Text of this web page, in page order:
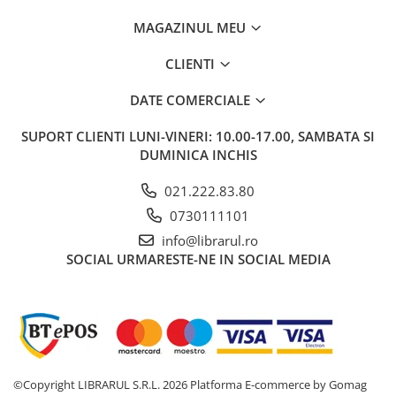
Conservarea si pastrarea
Ghiduri de calatorie, harti
Ghiduri de calatorie
Animale de companie
Invatamant superior
Istorie
Al Doilea Razboi Mondial
Biografii, memorii si jurnale
Istoria comunismului
MAGAZINUL MEU
CLIENTI
DATE COMERCIALE
SUPORT CLIENTI LUNI-VINERI: 10.00-17.00, SAMBATA SI
DUMINICA INCHIS
021.222.83.80
0730111101
info@librarul.ro
SOCIAL URMARESTE-NE IN SOCIAL MEDIA
©Copyright LIBRARUL S.R.L. 2026 Platforma E-commerce by Gomag